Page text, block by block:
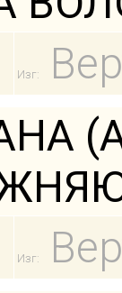
Изг:
Изг: